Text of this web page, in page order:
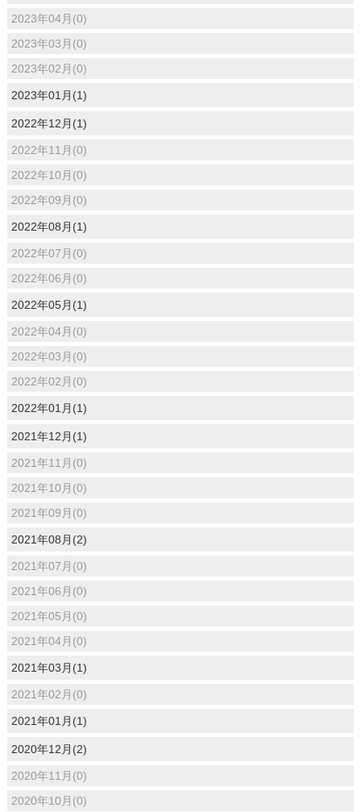
2023年04月(0)
2023年03月(0)
2023年02月(0)
2023年01月(1)
2022年12月(1)
2022年11月(0)
2022年10月(0)
2022年09月(0)
2022年08月(1)
2022年07月(0)
2022年06月(0)
2022年05月(1)
2022年04月(0)
2022年03月(0)
2022年02月(0)
2022年01月(1)
2021年12月(1)
2021年11月(0)
2021年10月(0)
2021年09月(0)
2021年08月(2)
2021年07月(0)
2021年06月(0)
2021年05月(0)
2021年04月(0)
2021年03月(1)
2021年02月(0)
2021年01月(1)
2020年12月(2)
2020年11月(0)
2020年10月(0)